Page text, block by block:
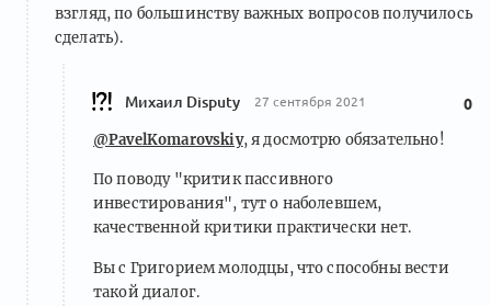
взгляд, по большинству важных вопросов получилось
сделать).
Михаил Disputy 27 сентября 2021 0
@PavelKomarovskiy, я досмотрю обязательно!
По поводу "критик пассивного
инвестирования", тут о наболевшем,
качественной критики практически нет.
Вы с Григорием молодцы, что способны вести
такой диалог.